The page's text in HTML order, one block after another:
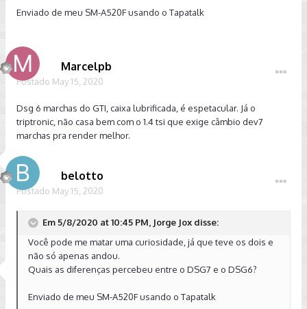
Enviado de meu SM-A520F usando o Tapatalk
Marcelpb
Postado May 15, 2020
Dsg 6 marchas do GTI, caixa lubrificada, é espetacular. Já o
triptronic, não casa bem com o 1.4 tsi que exige câmbio dev7
marchas pra render melhor.
belotto
Postado May 15, 2020
Em 5/8/2020 at 10:45 PM, Jorge Jox disse:
Você pode me matar uma curiosidade, já que teve os dois e
não só apenas andou.
Quais as diferenças percebeu entre o DSG7 e o DSG6?
Enviado de meu SM-A520F usando o Tapatalk